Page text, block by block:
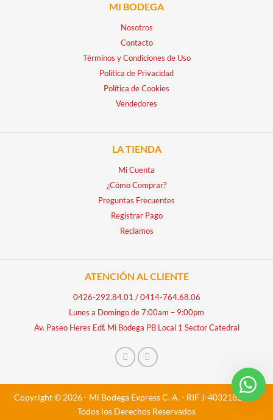
MI BODEGA
Nosotros
Contacto
Términos y Condiciones de Uso
Política de Privacidad
Política de Cookies
Vendedores
LA TIENDA
Mi Cuenta
¿Cómo Comprar?
Preguntas Frecuentes
Registrar Pago
Reclamos
ATENCIÓN AL CLIENTE
0426-292.84.01 /0414-764.68.06
Lunes a Domingo de 7:00am – 9:00pm
Av. Paseo Heres Edf. Mi Bodega PB Local 1 Sector Catedral
Copyright © 2026 - Mi Bodega Express C. A. - RIF J-40321828-5 -
Todos los Derechos Reservados